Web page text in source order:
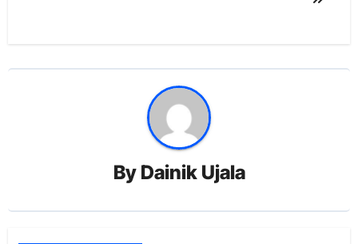
By Dainik Ujala